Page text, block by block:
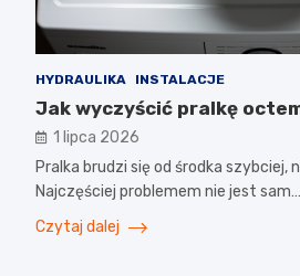
HYDRAULIKA INSTALACJE
Jak wyczyścić pralkę
1 lipca 2026
Pralka brudzi się od środka szybciej,
Najczęściej problemem nie jest sam…
Czytaj dalej